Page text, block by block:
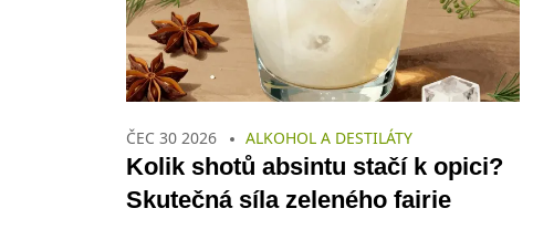
ČEC 30 2026 ALKOHOL A DESTILÁTY
Kolik shotů absintu stačí k opici?
Skutečná síla zeleného fairie